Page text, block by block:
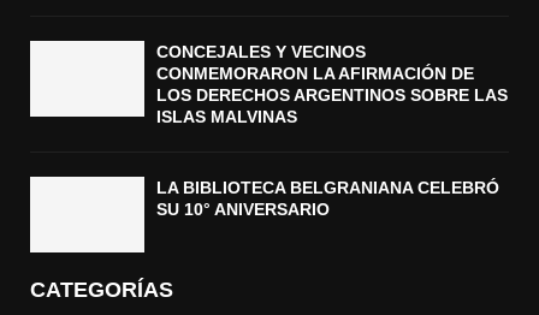
CONCEJALES Y VECINOS
CONMEMORARON LA AFIRMACIÓN DE
LOS DERECHOS ARGENTINOS SOBRE LAS
ISLAS MALVINAS
LA BIBLIOTECA BELGRANIANA CELEBRÓ
SU 10° ANIVERSARIO
CATEGORÍAS